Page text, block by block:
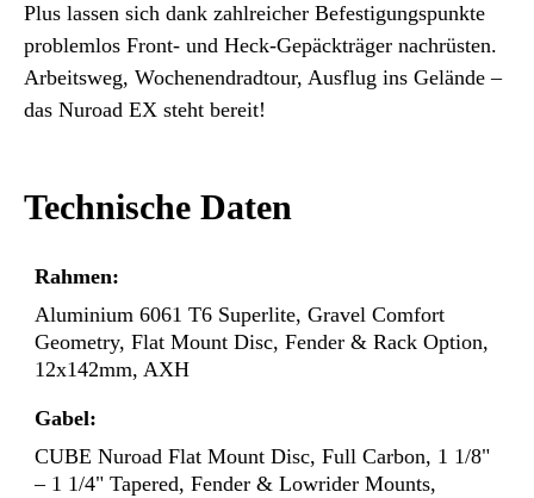
Plus lassen sich dank zahlreicher Befestigungspunkte
problemlos Front- und Heck-Gepäckträger nachrüsten.
Arbeitsweg, Wochenendradtour, Ausflug ins Gelände –
das Nuroad EX steht bereit!
Technische Daten
Rahmen:
Aluminium 6061 T6 Superlite, Gravel Comfort
Geometry, Flat Mount Disc, Fender & Rack Option,
12x142mm, AXH
Gabel:
CUBE Nuroad Flat Mount Disc, Full Carbon, 1 1/8"
– 1 1/4" Tapered, Fender & Lowrider Mounts,